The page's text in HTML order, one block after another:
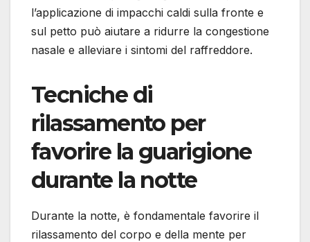
l’applicazione di impacchi caldi sulla fronte e
sul petto può aiutare a ridurre la congestione
nasale e alleviare i sintomi del raffreddore.
Tecniche di
rilassamento per
favorire la guarigione
durante la notte
Durante la notte, è fondamentale favorire il
rilassamento del corpo e della mente per